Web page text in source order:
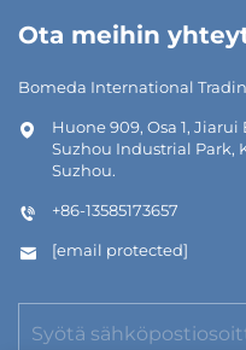
Ota meihin
Bomeda International
Huone 909, Osa 1,
Suzhou Industrial Park,
Suzhou.
+86-13585173657
[email protected]